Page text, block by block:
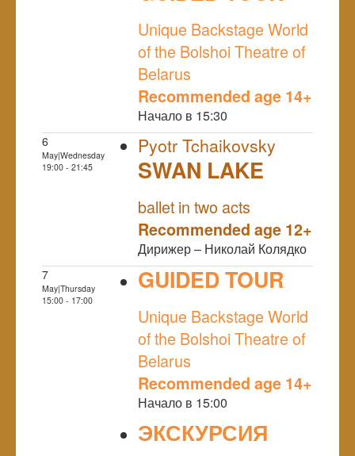
Unique Backstage World
of the Bolshoi Theatre of
Belarus
Recommended age 14+
Начало в 15:30
6
May|Wednesday
19:00 - 21:45
Pyotr Tchaikovsky
SWAN LAKE
ballet in two acts
Recommended age 12+
Дирижер – Николай Колядко
7
May|Thursday
15:00 - 17:00
GUIDED TOUR
Unique Backstage World
of the Bolshoi Theatre of
Belarus
Recommended age 14+
Начало в 15:00
ЭКСКУРСИЯ